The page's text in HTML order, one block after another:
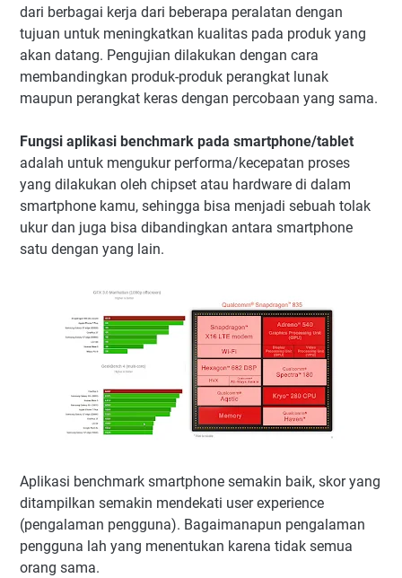
dari berbagai kerja dari beberapa peralatan dengan
tujuan untuk meningkatkan kualitas pada produk yang
akan datang. Pengujian dilakukan dengan cara
membandingkan produk-produk perangkat lunak
maupun perangkat keras dengan percobaan yang sama.
Fungsi aplikasi benchmark pada smartphone/tablet
adalah untuk mengukur performa/kecepatan proses
yang dilakukan oleh chipset atau hardware di dalam
smartphone kamu, sehingga bisa menjadi sebuah tolak
ukur dan juga bisa dibandingkan antara smartphone
satu dengan yang lain.
Aplikasi benchmark smartphone semakin baik, skor yang
ditampilkan semakin mendekati user experience
(pengalaman pengguna). Bagaimanapun pengalaman
pengguna lah yang menentukan karena tidak semua
orang sama.